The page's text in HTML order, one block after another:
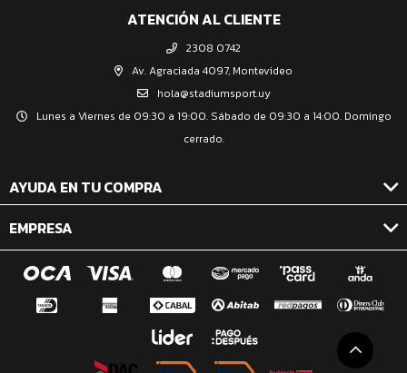
ATENCIÓN AL CLIENTE
2308 0742
Av. Agraciada 4097, Montevideo
hola@stadiumsport.uy
Lunes a Viernes de 09:30 a 19:00. Sábado de 09:30 a 14:00. Domingo
cerrado.
AYUDA EN TU COMPRA
EMPRESA